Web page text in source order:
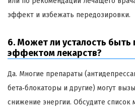
эффект и избежать передозировки.
6. Может ли усталость
эффектом лекарств?
Да. Многие препараты
бета‑блокаторы и другие) могут
снижение энергии. Обсудите список